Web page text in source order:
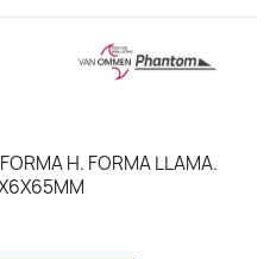
H. FORMA LLAMA.